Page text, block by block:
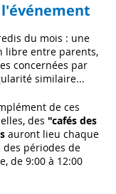
du mois : une
libre entre parents,
concernées par
similaire...
de ces
des "cafés des
auront lieu chaque
périodes de
de 9:00 à 12:00